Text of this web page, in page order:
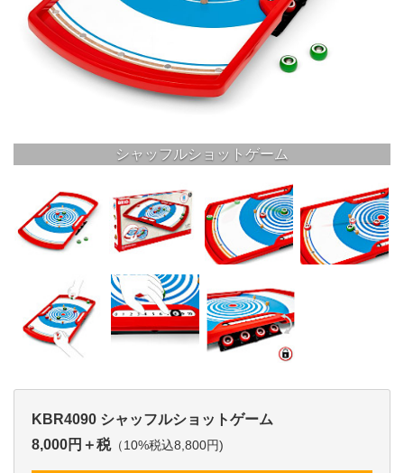
シャッフルショットゲーム
KBR4090 シャッフルショットゲーム
8,000円＋税（10%税込8,800円)